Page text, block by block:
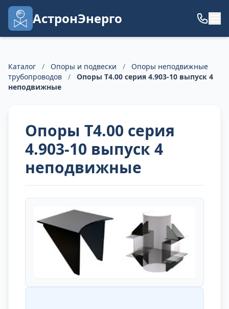
АстронЭнерго
Каталог / Опоры и подвески /
Опоры неподвижные
трубопроводов
/
Опоры Т4.00 серия 4.903-10 выпуск 4
неподвижные
Опоры Т4.00 серия
4.903-10 выпуск 4
неподвижные